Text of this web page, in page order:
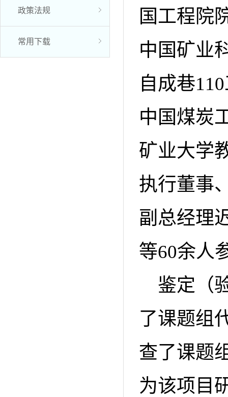
政策法规
常用下载
国工程院
中国矿业
自成巷
中国煤炭
矿业大学
执行董事
副总经理
等60余人
鉴定（
了课题组
查了课题
为该项目